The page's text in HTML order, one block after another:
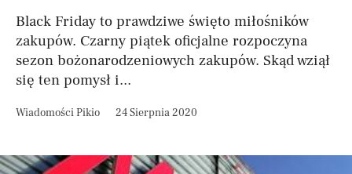
Black Friday to prawdziwe święto miłośników
zakupów. Czarny piątek oficjalne rozpoczyna
sezon bożonarodzeniowych zakupów. Skąd wziął
się ten pomysł i...
Wiadomości Pikio 24 Sierpnia 2020